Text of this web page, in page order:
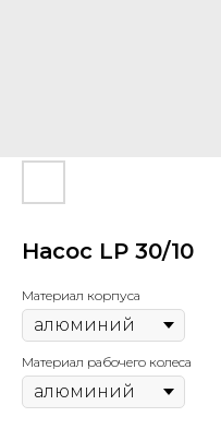
Насос LР 30/10
Материал корпуса
Материал рабочего колеса